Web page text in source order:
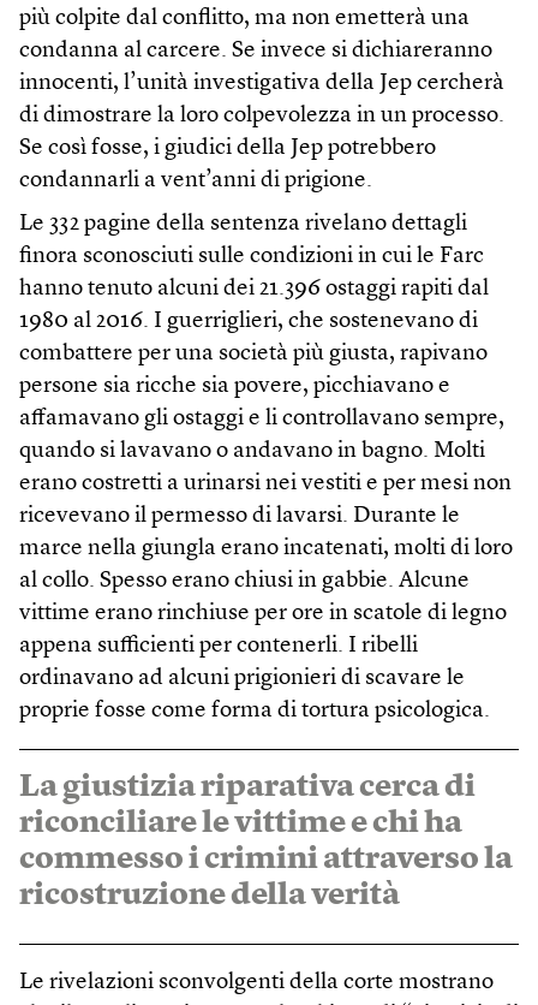
più colpite dal conflitto, ma non emetterà una
condanna al carcere. Se invece si dichiareranno
innocenti, l’unità investigativa della Jep cercherà
di dimostrare la loro colpevolezza in un processo.
Se così fosse, i giudici della Jep potrebbero
condannarli a vent’anni di prigione.
Le 332 pagine della sentenza rivelano dettagli
finora sconosciuti sulle condizioni in cui le Farc
hanno tenuto alcuni dei 21.396 ostaggi rapiti dal
1980 al 2016. I guerriglieri, che sostenevano di
combattere per una società più giusta, rapivano
persone sia ricche sia povere, picchiavano e
affamavano gli ostaggi e li controllavano sempre,
quando si lavavano o andavano in bagno. Molti
erano costretti a urinarsi nei vestiti e per mesi non
ricevevano il permesso di lavarsi. Durante le
marce nella giungla erano incatenati, molti di loro
al collo. Spesso erano chiusi in gabbie. Alcune
vittime erano rinchiuse per ore in scatole di legno
appena sufficienti per contenerli. I ribelli
ordinavano ad alcuni prigionieri di scavare le
proprie fosse come forma di tortura psicologica.
La giustizia riparativa cerca di
riconciliare le vittime e chi ha
commesso i crimini attraverso la
ricostruzione della verità
Le rivelazioni sconvolgenti della corte mostrano